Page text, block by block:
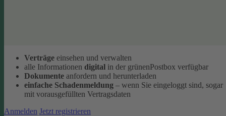
Verträge einsehen und verwalten
alle Informationen digital in der grünenPostbox verfügbar
Dokumente anfordern und herunterladen
einfache Schadenmeldung – wenn Sie eingeloggt sind, sogar
mit vorausgefüllten Vertragsdaten
Anmelden Jetzt registrieren